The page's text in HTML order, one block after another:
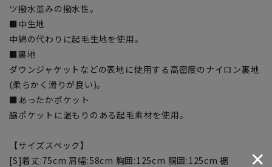
ツ撥水並みの撥水性。
■中生地
中綿の代わりに起毛生地を使用。
■裏地
ダウンジャケットなどの表地に使用する高密度のナイロン裏地
(柔らかく滑りが良い)。
■あったかポケット
脇ポケットに温もりのある起毛素材を使用。
【サイズスペック】
[S]着丈:75cm 肩幅:58cm 胸囲:125cm 胴囲:125cm 裾